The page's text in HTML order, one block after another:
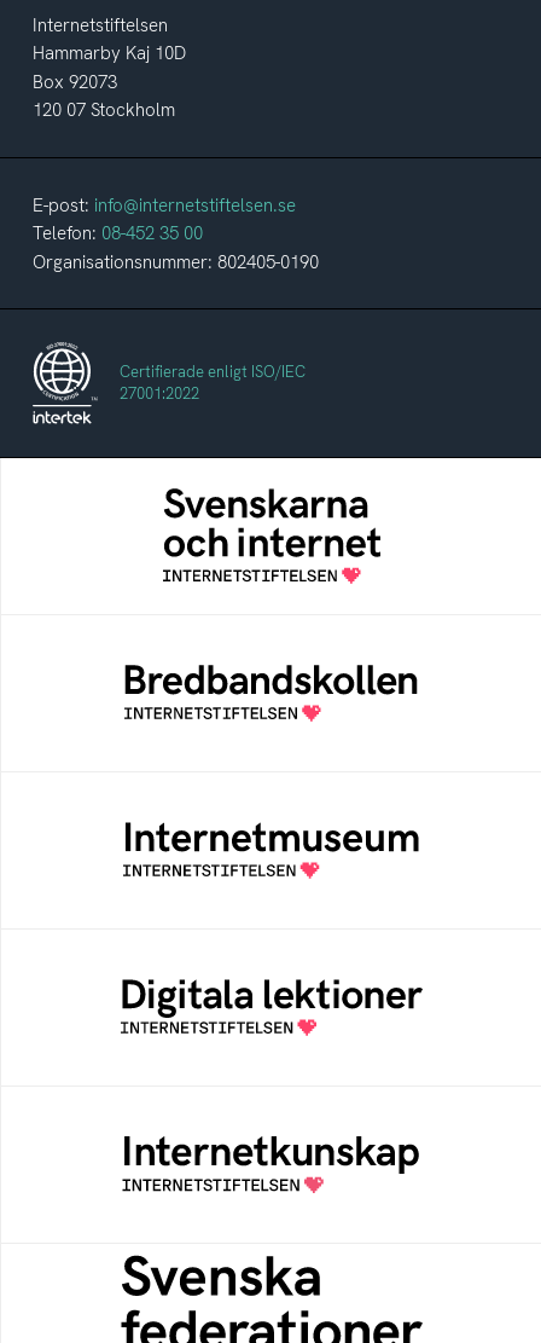
Internetstiftelsen
Hammarby Kaj 10D
Box 92073
120 07 Stockholm
E-post: info@internetstiftelsen.se
Telefon: 08-452 35 00
Organisationsnummer: 802405-0190
Certifierade enligt ISO/IEC
27001:2022
Svenskarna och internet
En årlig studie av svenska folkets
internetvanor
Bredbandskollen är ett oberoende
konsumentverktyg som drivs av
Internetstiftelsen
Ett digitalt museum som byggts, och kureras
av Internetstiftelsen
Öppen digital lärresurs med färdiga lektioner
för alla stadier i grundskolan
Samlad kunskap som hjälper dig att bli en
säker och medveten internetanvändare
Svenska federationer
Grunden för medlemskap i en sektors- eller
kontextspecifik federation